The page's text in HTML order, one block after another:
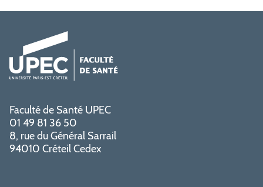
Faculté de Santé UPEC
01 49 81 36 50
8, rue du Général Sarrail
94010 Créteil Cedex